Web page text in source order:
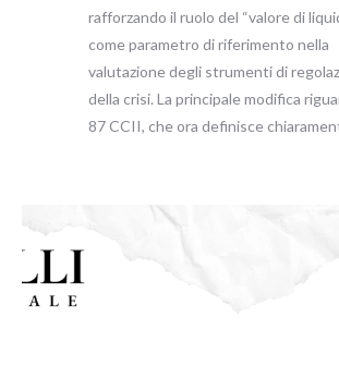
rafforzando il ruolo del “valore di
come parametro di riferimento nella
valutazione degli strumenti di
della crisi. La principale modifica
87 CCII, che ora definisce